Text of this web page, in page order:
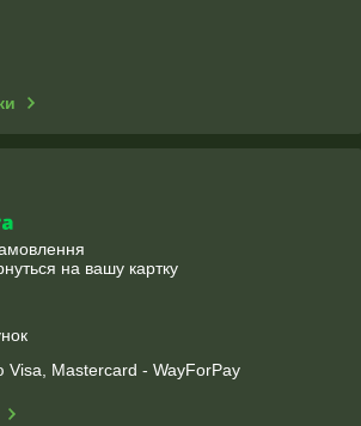
на вашу картку
Visa, Mastercard - WayForPay